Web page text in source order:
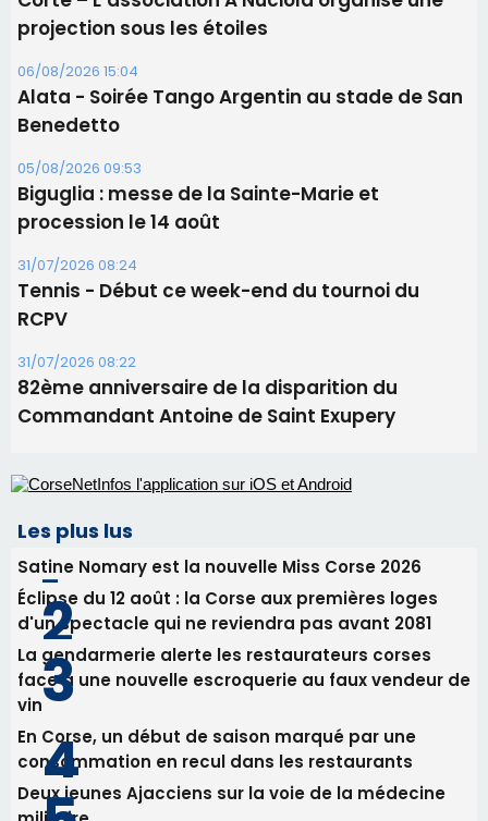
31/07/2026 08:24
Tennis - Début ce week-end du tournoi du
RCPV
31/07/2026 08:22
82ème anniversaire de la disparition du
Commandant Antoine de Saint Exupery
Les plus lus
Satine Nomary est la nouvelle Miss Corse 2026
d'un spectacle qui ne reviendra pas avant 2081
La gendarmerie alerte les restaurateurs corses
face à une nouvelle escroquerie au faux vendeur de
En Corse, un début de saison marqué par une
Deux jeunes Ajacciens sur la voie de la médecine
militaire
Newsletter
Inscrivez-vous à la newsletter de CNI et recevez par
email les infos les plus importantes et une sélection de
nos meilleurs articles